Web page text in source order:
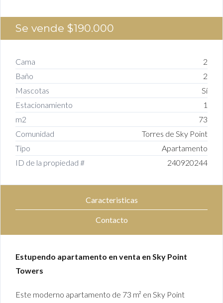
Se vende $190.000
Cama
2
Baño
2
Mascotas
Sí
Estacionamiento
1
m2
73
Comunidad
Torres de Sky Point
Tipo
Apartamento
ID de la propiedad #
240920244
Caracteristicas
Contacto
Estupendo apartamento en venta en Sky Point
Towers
Este moderno apartamento de 73 m² en Sky Point